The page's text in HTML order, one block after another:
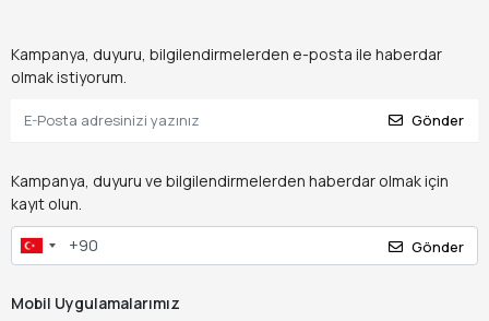
Kampanya, duyuru, bilgilendirmelerden e-posta ile haberdar
olmak istiyorum.
Gönder
Kampanya, duyuru ve bilgilendirmelerden haberdar olmak için
kayıt olun.
Gönder
Mobil Uygulamalarımız